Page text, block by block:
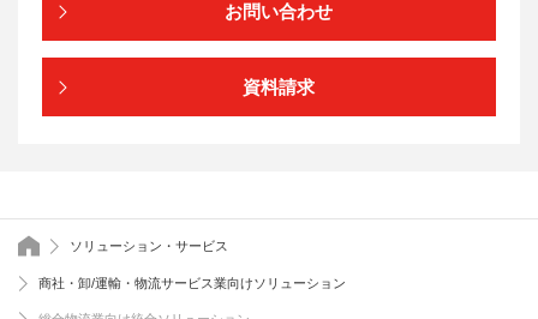
お問い合わせ
資料請求
トップページ
ソリューション・サービス
商社・卸/運輸・物流サービス業向けソリューション